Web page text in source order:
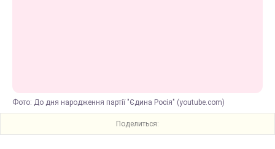
Фото: До дня народження партії "Єдина Росія" (youtube.com)
Поделиться: